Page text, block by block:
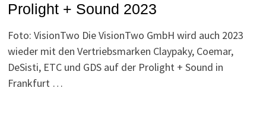
Prolight + Sound 2023
Foto: VisionTwo Die VisionTwo GmbH wird auch 2023
wieder mit den Vertriebsmarken Claypaky, Coemar,
DeSisti, ETC und GDS auf der Prolight + Sound in
Frankfurt …